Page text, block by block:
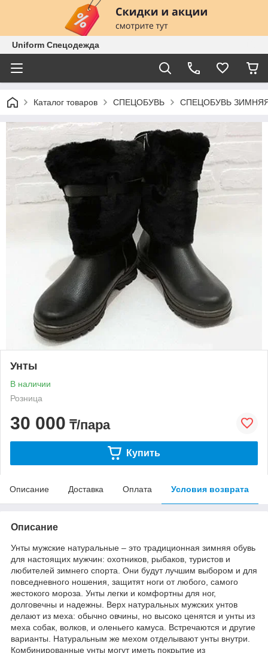
Uniform Спецодежда
Каталог товаров СПЕЦОБУВЬ СПЕЦОБУВЬ
Унты
В наличии
Розница
30 000 ₸/пара
Купить
Описание Доставка Оплата Условия возврата
Описание
Унты мужские натуральные – это традиционная зимняя обувь
для настоящих мужчин: охотников, рыбаков, туристов и
любителей зимнего спорта. Они будут лучшим выбором и для
повседневного ношения, защитят ноги от любого, самого
жестокого мороза. Унты легки и комфортны для ног,
долговечны и надежны. Верх натуральных мужских унтов
делают из меха: обычно овчины, но высоко ценятся и унты из
меха собак, волков, и оленьего камуса. Встречаются и другие
варианты. Натуральным же мехом отделывают унты внутри.
Комбинированные унты могут иметь покрытие из